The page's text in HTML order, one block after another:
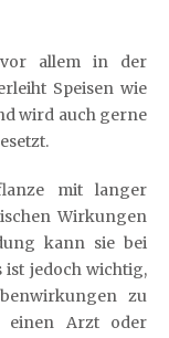
allem in der
Speisen wie
wird auch gerne
mit langer
Wirkungen
kann sie bei
ist jedoch wichtig,
zu
einen Arzt oder